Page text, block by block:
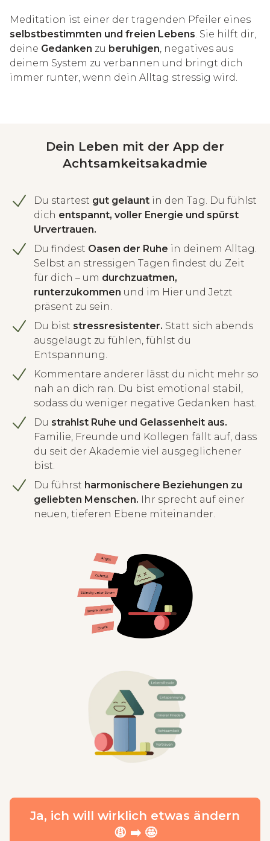
Meditation ist einer der tragenden Pfeiler eines
selbstbestimmten und freien Lebens. Sie hilft dir,
deine Gedanken zu beruhigen, negatives aus
deinem System zu verbannen und bringt dich
immer runter, wenn dein Alltag stressig wird.
Dein Leben mit der App der
Achtsamkeitsakadmie
Du startest gut gelaunt in den Tag. Du fühlst
dich entspannt, voller Energie und spürst
Urvertrauen.
Du findest Oasen der Ruhe in deinem Alltag.
Selbst an stressigen Tagen findest du Zeit
für dich – um durchzuatmen,
runterzukommen und im Hier und Jetzt
präsent zu sein.
Du bist stressresistenter. Statt sich abends
ausgelaugt zu fühlen, fühlst du
Entspannung.
Kommentare anderer lässt du nicht mehr so
nah an dich ran. Du bist emotional stabil,
sodass du weniger negative Gedanken hast.
Du strahlst Ruhe und Gelassenheit aus.
Familie, Freunde und Kollegen fällt auf, dass
du seit der Akademie viel ausgeglichener
bist.
Du führst harmonischere Beziehungen zu
geliebten Menschen. Ihr sprecht auf einer
neuen, tieferen Ebene miteinander.
Ja, ich will wirklich etwas ändern
😩 ➡️ 🤩